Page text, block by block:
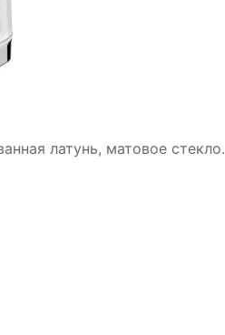
латунь, матовое стекло.